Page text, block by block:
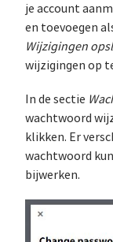
je account
en toevoegen
Wijzigingen
wijzigingen op
In de sectie
wachtwoord
klikken. Er
wachtwoord
bijwerken.